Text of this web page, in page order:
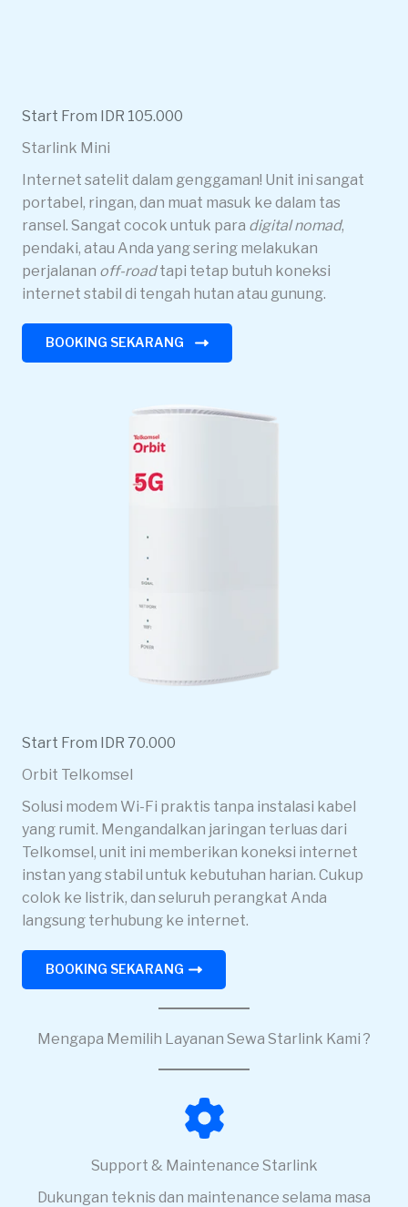
Start From IDR 105.000
Starlink Mini
Internet satelit dalam genggaman! Unit ini sangat
portabel, ringan, dan muat masuk ke dalam tas
ransel. Sangat cocok untuk para digital nomad,
pendaki, atau Anda yang sering melakukan
perjalanan off-roadtapi tetap butuh koneksi
internet stabil di tengah hutan atau gunung.
BOOKING SEKARANG
Start From IDR 70.000
Orbit Telkomsel
Solusi modem Wi-Fi praktis tanpa instalasi kabel
yang rumit. Mengandalkan jaringan terluas dari
Telkomsel, unit ini memberikan koneksi internet
instan yang stabil untuk kebutuhan harian. Cukup
colok ke listrik, dan seluruh perangkat Anda
langsung terhubung ke internet.
BOOKING SEKARANG
Mengapa Memilih Layanan Sewa Starlink Kami ?
Support & Maintenance Starlink
Dukungan teknis dan maintenance selama masa